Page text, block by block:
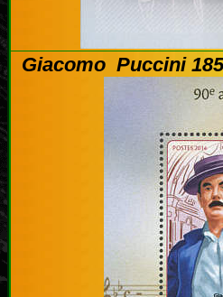
Giacomo Puccini